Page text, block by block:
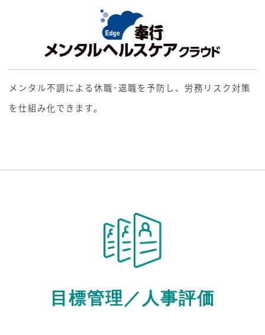
メンタル不調による休職･退職を予防し、労務リスク対策
を仕組み化できます。
目標管理／人事評価